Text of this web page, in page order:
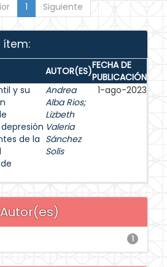
1 Siguiente
ítem:
AUTOR(ES)FECHA DE
PUBLICACIÓN
y su
de la
Andrea
Alba Rios;
Lizbeth
Valeria
Sánchez
Solís
1-ago-2023
Autor(es)
1